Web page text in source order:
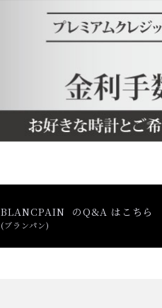
BLANCPAIN のQ&A はこちら
(ブランパン)